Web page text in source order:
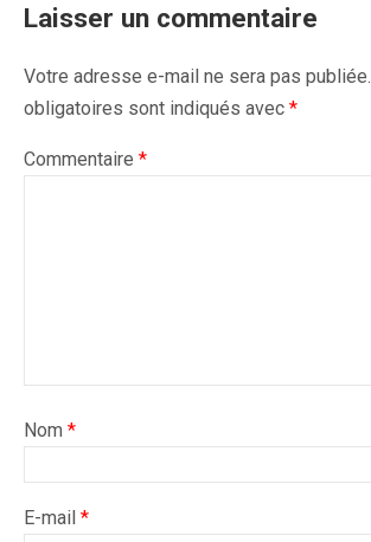
Laisser un commentaire
Votre adresse e-mail ne sera pas publiée.
obligatoires sont indiqués avec *
Commentaire *
Nom *
E-mail *